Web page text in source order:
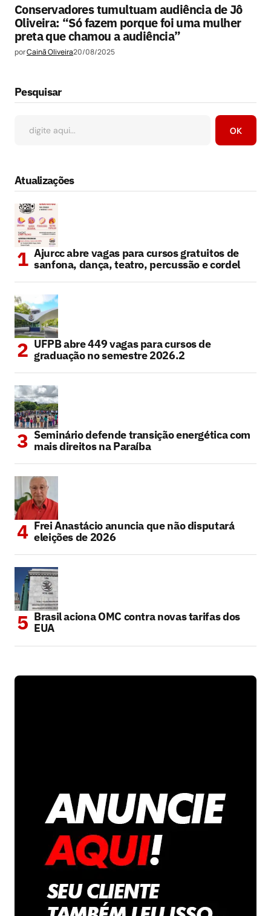
Conservadores tumultuam audiência de Jô
Oliveira: “Só fazem porque foi uma mulher
preta que chamou a audiência”
porCainã Oliveira20/08/2025
Pesquisar
OK
Atualizações
Ajurcc abre vagas para cursos gratuitos de
sanfona, dança, teatro, percussão e cordel
UFPB abre 449 vagas para cursos de
graduação no semestre 2026.2
Seminário defende transição energética com
mais direitos na Paraíba
Frei Anastácio anuncia que não disputará
eleições de 2026
Brasil aciona OMC contra novas tarifas dos
EUA